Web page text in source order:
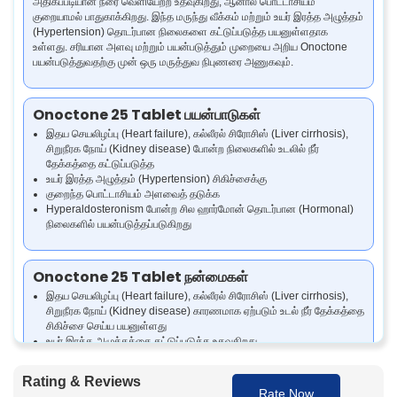
குறையாமல் பாதுகாக்கிறது. இந்த மருந்து வீக்கம் மற்றும் உயர் இரத்த அழுத்தம்
(Hypertension) தொடர்பான நிலைகளை கட்டுப்படுத்த பயனுள்ளதாக
உள்ளது. சரியான அளவு மற்றும் பயன்படுத்தும் முறையை அறிய Onoctone
பயன்படுத்துவதற்கு முன் ஒரு மருத்துவ நிபுணரை அணுகவும்.
Onoctone 25 Tablet பயன்பாடுகள்
இதய செயலிழப்பு (Heart failure), கல்லீரல் சிரோசிஸ் (Liver cirrhosis),
சிறுநீரக நோய் (Kidney disease) போன்ற நிலைகளில் உடலில் நீர்
தேக்கத்தை கட்டுப்படுத்த
உயர் இரத்த அழுத்தம் (Hypertension) சிகிச்சைக்கு
குறைந்த பொட்டாசியம் அளவைத் தடுக்க
Hyperaldosteronism போன்ற சில ஹார்மோன் தொடர்பான (Hormonal)
நிலைகளில் பயன்படுத்தப்படுகிறது
Onoctone 25 Tablet நன்மைகள்
இதய செயலிழப்பு (Heart failure), கல்லீரல் சிரோசிஸ் (Liver cirrhosis),
சிறுநீரக நோய் (Kidney disease) காரணமாக ஏற்படும் உடல் நீர் தேக்கத்தை
சிகிச்சை செய்ய பயனுள்ளது
உயர் இரத்த அழுத்தத்தை கட்டுப்படுத்த உதவுகிறது
மொத்த இதய ஆரோக்கியத்தை மேம்படுத்தி, வீக்கத்தை குறைக்க
Rating & Reviews
Rate Now